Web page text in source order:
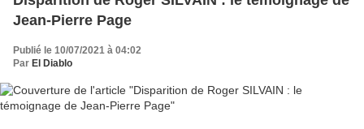
Jean-Pierre Page
Publié le 10/07/2021 à 04:02
Par El Diablo